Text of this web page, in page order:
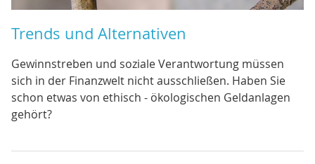
Trends und Alternativen
Gewinnstreben und soziale Verantwortung müssen
sich in der Finanzwelt nicht ausschließen. Haben Sie
schon etwas von ethisch - ökologischen Geldanlagen
gehört?